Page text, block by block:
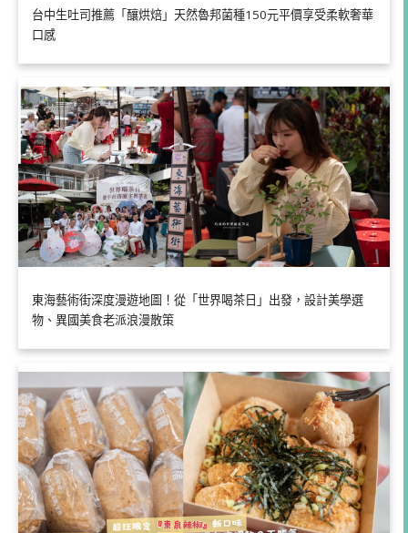
台中生吐司推薦「釀烘焙」天然魯邦菌種150元平價享受柔軟奢華
口感
東海藝術街深度漫遊地圖！從「世界喝茶日」出發，設計美學選
物、異國美食老派浪漫散策